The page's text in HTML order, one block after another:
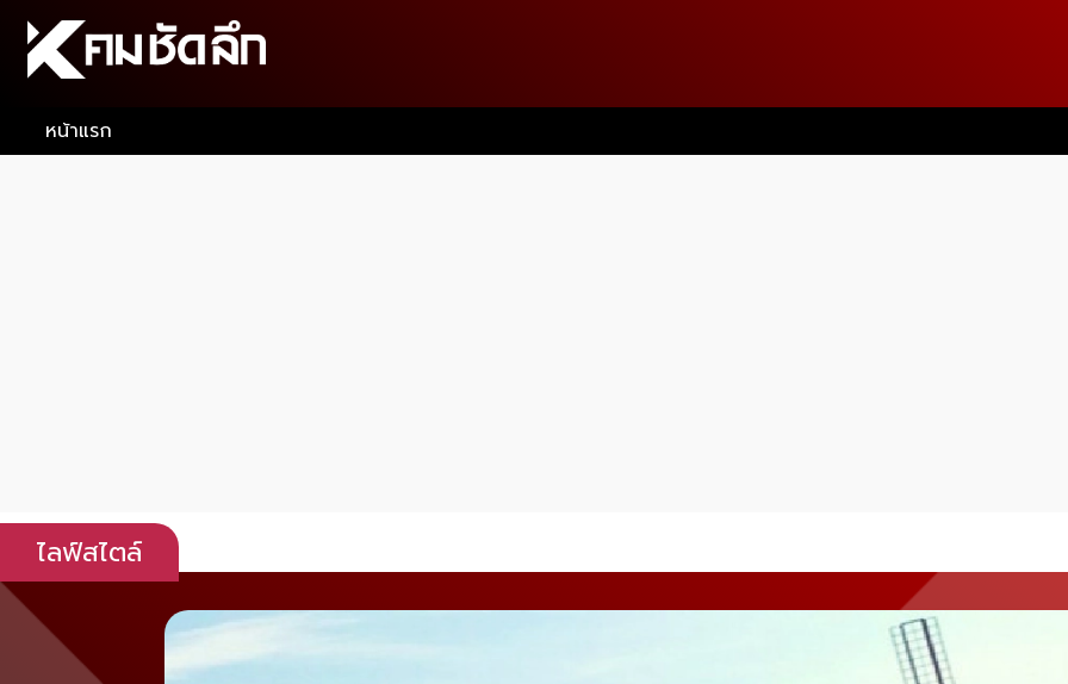
หน้าแรก
ไลฟ์สไตล์